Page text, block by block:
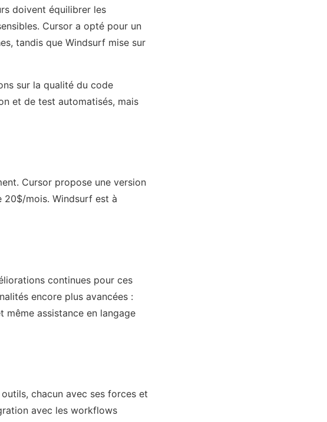
doivent équilibrer les
Cursor a opté pour un
tandis que Windsurf mise sur
sur la qualité du code
et de test automatisés, mais
Cursor propose une version
20$/mois. Windsurf est à
continues pour ces
encore plus avancées :
assistance en langage
chacun avec ses forces et
avec les workflows